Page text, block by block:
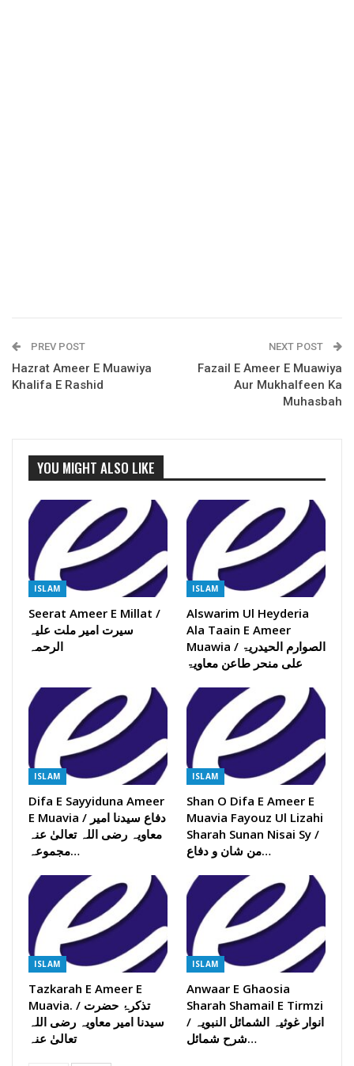
PREV POST
Hazrat Ameer E Muawiya
Khalifa E Rashid
NEXT POST
Fazail E Ameer E Muawiya
Aur Mukhalfeen Ka
Muhasbah
YOU MIGHT ALSO LIKE
ISLAM
Seerat Ameer E Millat /
سیرت امیر ملت علیہ
الرحمہ
ISLAM
Alswarim Ul Heyderia
Ala Taain E Ameer
Muawia / الصوارم الحیدریۃ
علی منحر طاعن معاویۃ
ISLAM
Difa E Sayyiduna Ameer
E Muavia / دفاع سیدنا امیر
معاویہ رضی اللہ تعالیٰ عنہ
مجموعہ…
ISLAM
Shan O Difa E Ameer E
Muavia Fayouz Ul Lizahi
Sharah Sunan Nisai Sy /
من شان و دفاع…
ISLAM
Tazkarah E Ameer E
Muavia. / تذکرۂ حضرت
سیدنا امیر معاویہ رضی اللہ
تعالیٰ عنہ
ISLAM
Anwaar E Ghaosia
Sharah Shamail E Tirmzi
/ انوار غوثیہ الشمائل النبویہ
شرح شمائل…